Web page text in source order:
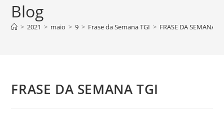
Blog
> 2021 > maio > 9 > Frase da Semana TGI > FRASE DA SEMANA
FRASE DA SEMANA TGI